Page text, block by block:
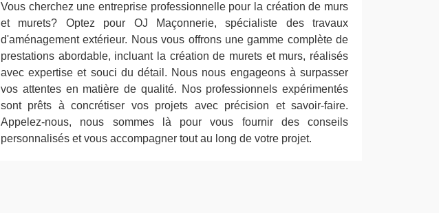
Vous cherchez une entreprise professionnelle pour la création de murs
et murets? Optez pour OJ Maçonnerie, spécialiste des travaux
d'aménagement extérieur. Nous vous offrons une gamme complète de
prestations abordable, incluant la création de murets et murs, réalisés
avec expertise et souci du détail. Nous nous engageons à surpasser
vos attentes en matière de qualité. Nos professionnels expérimentés
sont prêts à concrétiser vos projets avec précision et savoir-faire.
Appelez-nous, nous sommes là pour vous fournir des conseils
personnalisés et vous accompagner tout au long de votre projet.